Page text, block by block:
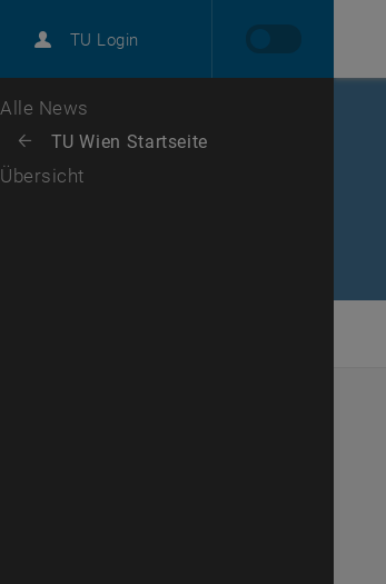
TU Login
Karriere
Zur 1. Menü Ebene
Alle News
Zurück: Subseiten von TU Wien Startseite auflisten
Zurück zur letzten Ebene:
TU Wien Startseite
Übersicht